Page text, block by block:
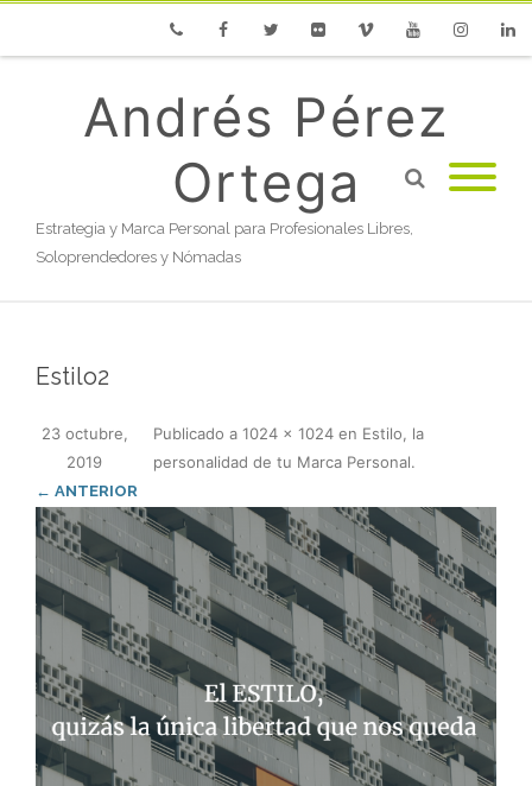
Andrés Pérez
Ortega
Estrategia y Marca Personal para Profesionales Libres,
Soloprendedores y Nómadas
Estilo2
Publicado
23 octubre,
2019
a 1024 × 1024 en Estilo, la
personalidad de tu Marca Personal.
← ANTERIOR